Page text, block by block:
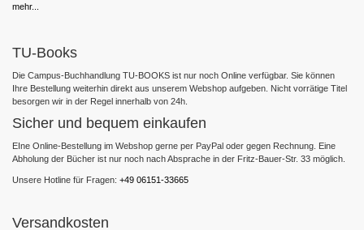
mehr...
TU-Books
Die Campus-Buchhandlung TU-BOOKS ist nur noch Online verfügbar. Sie können
Ihre Bestellung weiterhin direkt aus unserem Webshop aufgeben. Nicht vorrätige Titel
besorgen wir in der Regel innerhalb von 24h.
Sicher und bequem einkaufen
EIne Online-Bestellung im Webshop gerne per PayPal oder gegen Rechnung. Eine
Abholung der Bücher ist nur noch nach Absprache in der Fritz-Bauer-Str. 33 möglich.
Unsere Hotline für Fragen: +49 06151-33665
Versandkosten